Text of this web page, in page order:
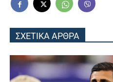
ΣΧΕΤΙΚΑ ΑΡΘΡΑ